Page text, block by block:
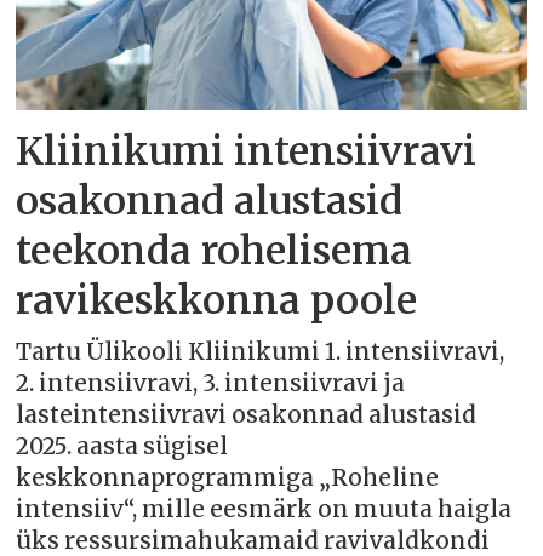
Kliinikumi intensiivravi
osakonnad alustasid
teekonda rohelisema
ravikeskkonna poole
Tartu Ülikooli Kliinikumi 1. intensiivravi,
2. intensiivravi, 3. intensiivravi ja
lasteintensiivravi osakonnad alustasid
2025. aasta sügisel
keskkonnaprogrammiga „Roheline
intensiiv“, mille eesmärk on muuta haigla
üks ressursimahukamaid ravivaldkondi